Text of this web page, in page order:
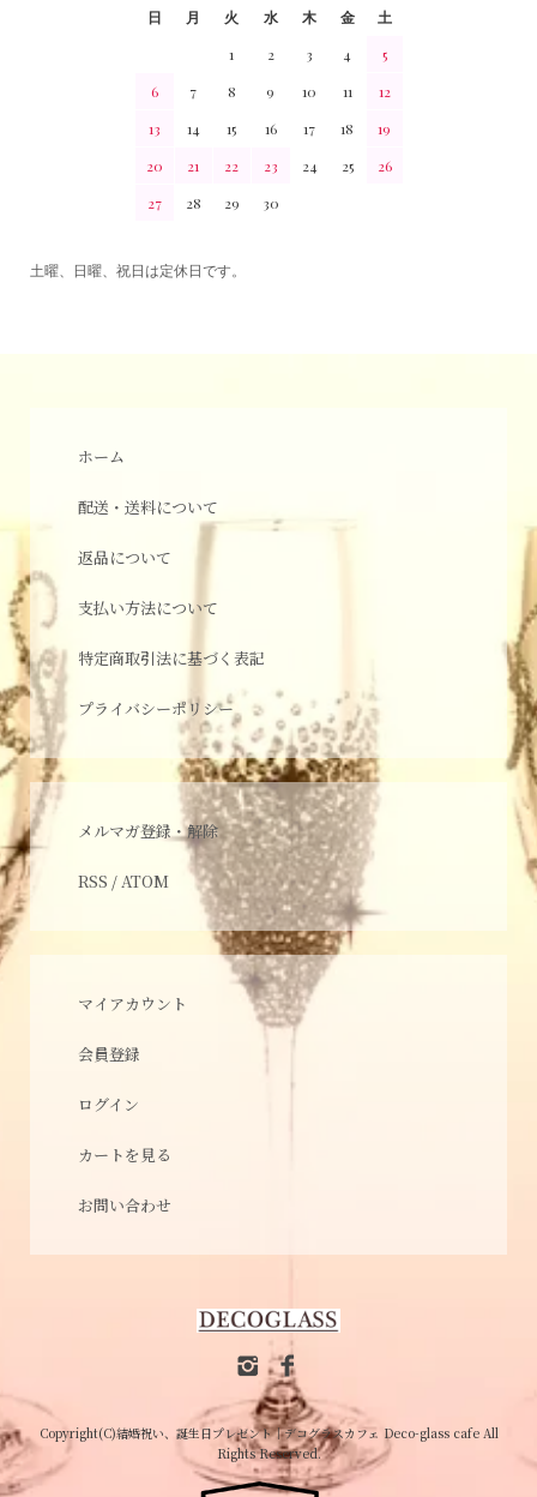
日 月 火 水 木 金
土
1
2 3 4
5
6
7 8 9 10 11
12
13
14 15 16 17 18
19
20
21 22 23 24 25
26
27
28 29 30
土曜、日曜、祝日は定休日です。
ホーム
配送・送料について
返品について
支払い方法について
特定商取引法に基づく表記
プライバシーポリシー
メルマガ登録・解除
RSS /ATOM
マイアカウント
会員登録
ログイン
カートを見る
お問い合わせ
Copyright(C)結婚祝い、誕生日プレゼント│デコグラスカフェ Deco-glass cafe All
Rights Reserved.